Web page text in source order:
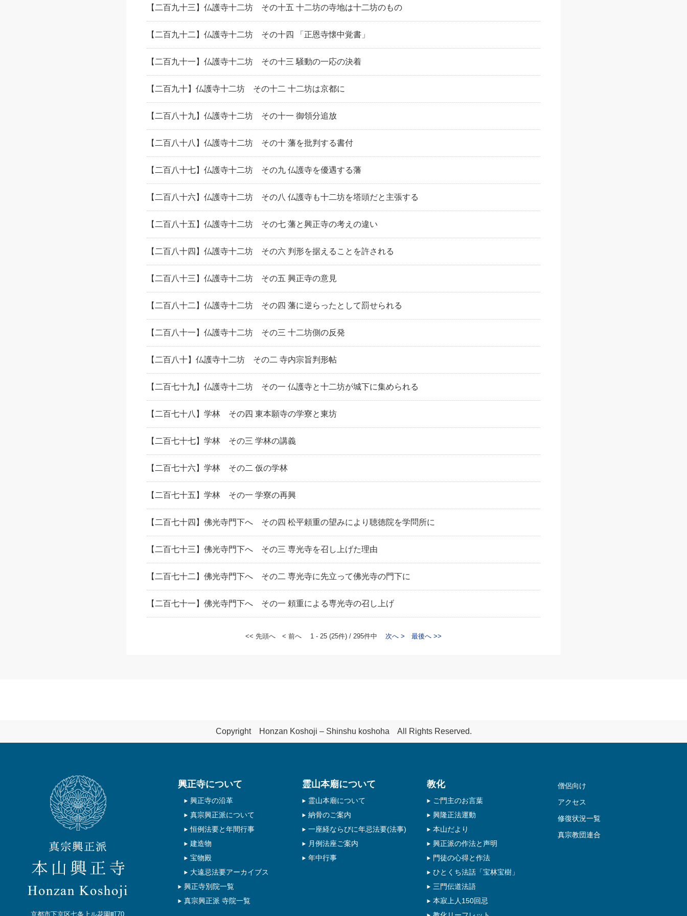
【二百九十三】仏護寺十二坊 その十五 十二坊の寺地は十二坊のもの
【二百九十二】仏護寺十二坊 その十四 「正恩寺懐中覚書」
【二百九十一】仏護寺十二坊 その十三 騒動の一応の決着
【二百九十】仏護寺十二坊 その十二 十二坊は京都に
【二百八十九】仏護寺十二坊 その十一 御領分追放
【二百八十八】仏護寺十二坊 その十 藩を批判する書付
【二百八十七】仏護寺十二坊 その九 仏護寺を優遇する藩
【二百八十六】仏護寺十二坊 その八 仏護寺も十二坊を塔頭だと主張する
【二百八十五】仏護寺十二坊 その七 藩と興正寺の考えの違い
【二百八十四】仏護寺十二坊 その六 判形を据えることを許される
【二百八十三】仏護寺十二坊 その五 興正寺の意見
【二百八十二】仏護寺十二坊 その四 藩に逆らったとして罰せられる
【二百八十一】仏護寺十二坊 その三 十二坊側の反発
【二百八十】仏護寺十二坊 その二 寺内宗旨判形帖
【二百七十九】仏護寺十二坊 その一 仏護寺と十二坊が城下に集められる
【二百七十八】学林 その四 東本願寺の学寮と東坊
【二百七十七】学林 その三 学林の講義
【二百七十六】学林 その二 仮の学林
【二百七十五】学林 その一 学寮の再興
【二百七十四】佛光寺門下へ その四 松平頼重の望みにより聴徳院を学問所に
【二百七十三】佛光寺門下へ その三 専光寺を召し上げた理由
【二百七十二】佛光寺門下へ その二 専光寺に先立って佛光寺の門下に
【二百七十一】佛光寺門下へ その一 頼重による専光寺の召し上げ
<< 先頭へ < 前へ 1 - 25 (25件) / 295件中 次へ > 最後へ >>
Copyright Honzan Koshoji – Shinshu koshoha All Rights Reserved.
京都市下京区七条上ル花園町70
興正寺について
興正寺の沿革
真宗興正派について
恒例法要と年間行事
建造物
宝物殿
大遠忌法要アーカイブス
興正寺別院一覧
真宗興正派 寺院一覧
霊山本廟について
霊山本廟について
納骨のご案内
一座経ならびに年忌法要(法事)
月例法座ご案内
年中行事
教化
ご門主のお言葉
興隆正法運動
本山だより
興正派の作法と声明
門徒の心得と作法
ひとくち法話「宝林宝樹」
三門伝道法語
本寂上人150回忌
僧侶向け
アクセス
修復状況一覧
真宗教団連合